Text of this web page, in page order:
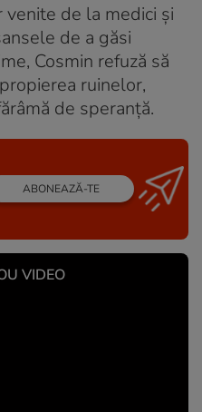
de la medici și
de a găsi
Cosmin refuză să
ruinelor,
de speranță.
ABONEAZĂ-TE
VIDEO